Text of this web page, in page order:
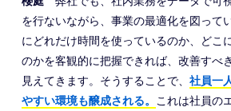
を行ないながら、事業の最適化を図って
にどれだけ時間を使っているのか、どこ
のかを客観的に把握できれば、改善すべ
見えてきます。そうすることで、 社員一
やすい環境も醸成される。
これは社員の